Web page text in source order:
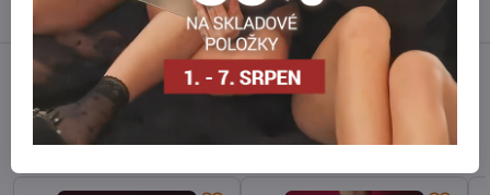
Diskuse 0
FacebookTwitterBlueskyPinterestReddit LinkedIn WhatsApp
Alternativní produkty